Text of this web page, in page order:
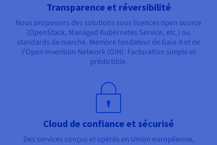
Transparence et réversibilité
Nous proposons des solutions sous licences open source
(OpenStack, Managed Kubernetes Service, etc.) ou
standards de marché. Membre fondateur de Gaia-X et de
l’Open Invention Network (OIN). Facturation simple et
prédictible.
Cloud de confiance et sécurisé
Des services conçus et opérés en Union européenne,